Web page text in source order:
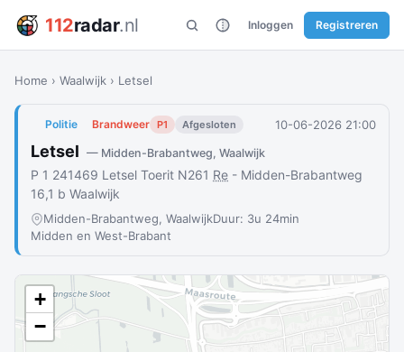
112radar.nl Inloggen Registreren
Home › Waalwijk › Letsel
Politie Brandweer P1 Afgesloten 10-06-2026 21:00
Letsel — Midden-Brabantweg, Waalwijk
P 1 241469 Letsel Toerit N261 Re - Midden-Brabantweg
16,1 b Waalwijk
Midden-Brabantweg, WaalwijkDuur: 3u 24min
Midden en West-Brabant
+
−